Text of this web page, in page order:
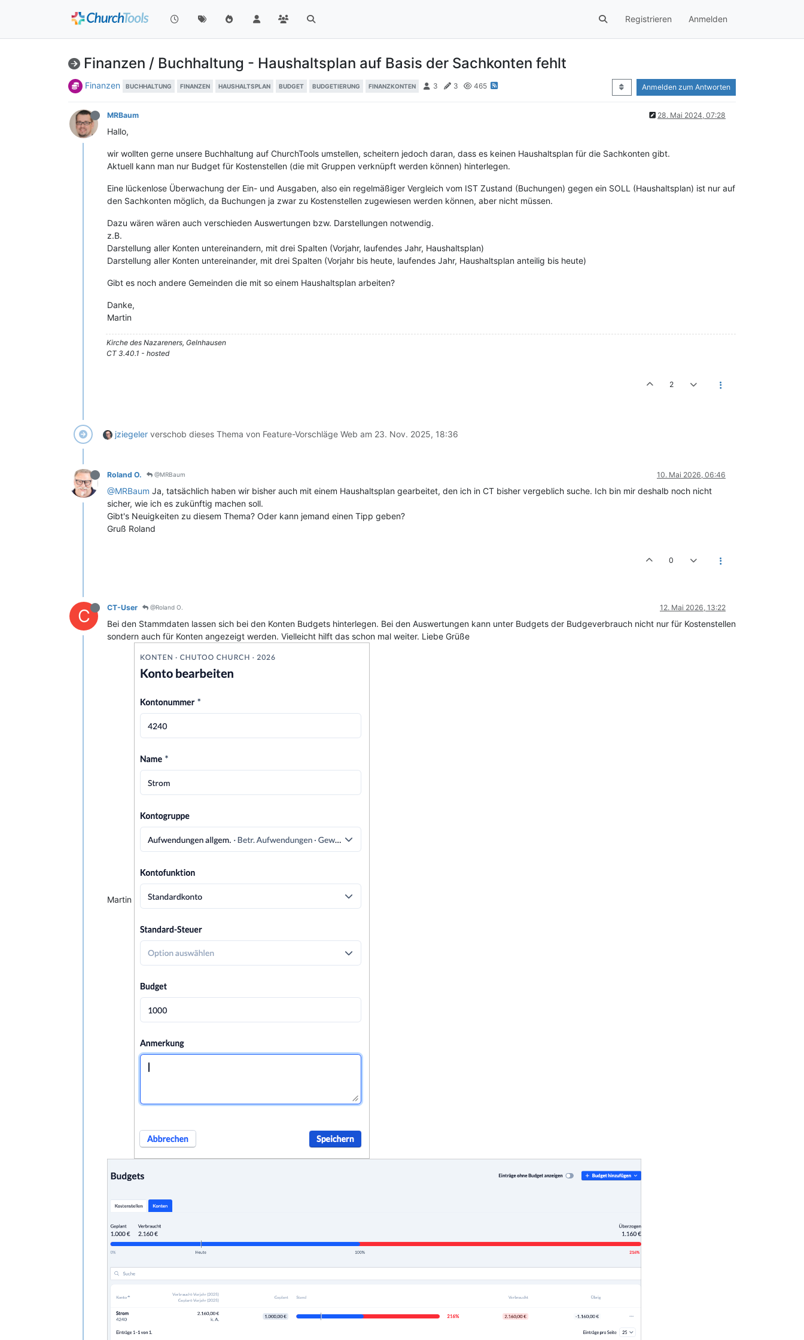
Registrieren Anmelden
Finanzen / Buchhaltung - Haushaltsplan auf Basis der Sachkonten fehlt
Finanzen BUCHHALTUNG FINANZEN HAUSHALTSPLAN BUDGET BUDGETIERUNG FINANZKONTEN 3 3 465 Anmelden zum Antworten
MRBaum 28. Mai 2024, 07:28
Hallo,
wir wollten gerne unsere Buchhaltung auf ChurchTools umstellen, scheitern jedoch daran, dass es keinen Haushaltsplan für die Sachkonten gibt.
Aktuell kann man nur Budget für Kostenstellen (die mit Gruppen verknüpft werden können) hinterlegen.
Eine lückenlose Überwachung der Ein- und Ausgaben, also ein regelmäßiger Vergleich vom IST Zustand (Buchungen) gegen ein SOLL (Haushaltsplan) ist nur auf
den Sachkonten möglich, da Buchungen ja zwar zu Kostenstellen zugewiesen werden können, aber nicht müssen.
Dazu wären wären auch verschieden Auswertungen bzw. Darstellungen notwendig.
z.B.
Darstellung aller Konten untereinandern, mit drei Spalten (Vorjahr, laufendes Jahr, Haushaltsplan)
Darstellung aller Konten untereinander, mit drei Spalten (Vorjahr bis heute, laufendes Jahr, Haushaltsplan anteilig bis heute)
Gibt es noch andere Gemeinden die mit so einem Haushaltsplan arbeiten?
Danke,
Martin
Kirche des Nazareners, Gelnhausen
CT 3.40.1 - hosted
2
jziegeler verschob dieses Thema von Feature-Vorschläge Web am 23. Nov. 2025, 18:36
Roland O. @MRBaum 10. Mai 2026, 06:46
@MRBaum Ja, tatsächlich haben wir bisher auch mit einem Haushaltsplan gearbeitet, den ich in CT bisher vergeblich suche. Ich bin mir deshalb noch nicht
sicher, wie ich es zukünftig machen soll.
Gibt's Neuigkeiten zu diesem Thema? Oder kann jemand einen Tipp geben?
Gruß Roland
0
C CT-User @Roland O. 12. Mai 2026, 13:22
Bei den Stammdaten lassen sich bei den Konten Budgets hinterlegen. Bei den Auswertungen kann unter Budgets der Budgeverbrauch nicht nur für Kostenstellen
sondern auch für Konten angezeigt werden. Vielleicht hilft das schon mal weiter. Liebe Grüße
Martin